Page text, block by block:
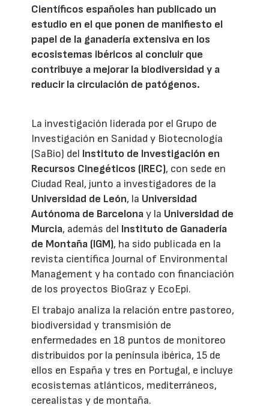
Científicos españoles han publicado un
estudio en el que ponen de manifiesto el
papel de la ganadería extensiva en los
ecosistemas ibéricos al concluir que
contribuye a mejorar la biodiversidad y a
reducir la circulación de patógenos.
La investigación liderada por el Grupo de
Investigación en Sanidad y Biotecnología
(SaBio) del Instituto de Investigación en
Recursos Cinegéticos (IREC), con sede en
Ciudad Real, junto a investigadores de la
Universidad de León, la Universidad
Autónoma de Barcelonay la Universidad de
Murcia, además del Instituto de Ganadería
de Montaña (IGM), ha sido publicada en la
revista científica Journal of Environmental
Management y ha contado con financiación
de los proyectos BioGraz y EcoEpi.
El trabajo analiza la relación entre pastoreo,
biodiversidad y transmisión de
enfermedades en 18 puntos de monitoreo
distribuidos por la península ibérica, 15 de
ellos en España y tres en Portugal, e incluye
ecosistemas atlánticos, mediterráneos,
cerealistas y de montaña.